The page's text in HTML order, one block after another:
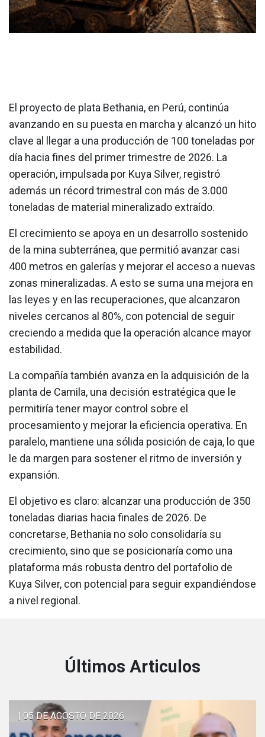
El proyecto de plata Bethania, en Perú, continúa
avanzando en su puesta en marcha y alcanzó un hito
clave al llegar a una producción de 100 toneladas por
día hacia fines del primer trimestre de 2026. La
operación, impulsada por Kuya Silver, registró
además un récord trimestral con más de 3.000
toneladas de material mineralizado extraído.
El crecimiento se apoya en un desarrollo sostenido
de la mina subterránea, que permitió avanzar casi
400 metros en galerías y mejorar el acceso a nuevas
zonas mineralizadas. A esto se suma una mejora en
las leyes y en las recuperaciones, que alcanzaron
niveles cercanos al 80%, con potencial de seguir
creciendo a medida que la operación alcance mayor
estabilidad.
La compañía también avanza en la adquisición de la
planta de Camila, una decisión estratégica que le
permitiría tener mayor control sobre el
procesamiento y mejorar la eficiencia operativa. En
paralelo, mantiene una sólida posición de caja, lo que
le da margen para sostener el ritmo de inversión y
expansión.
El objetivo es claro: alcanzar una producción de 350
toneladas diarias hacia finales de 2026. De
concretarse, Bethania no solo consolidaría su
crecimiento, sino que se posicionaría como una
plataforma más robusta dentro del portafolio de
Kuya Silver, con potencial para seguir expandiéndose
a nivel regional.
Últimos Articulos
| 05 DE AGOSTO DE 2026